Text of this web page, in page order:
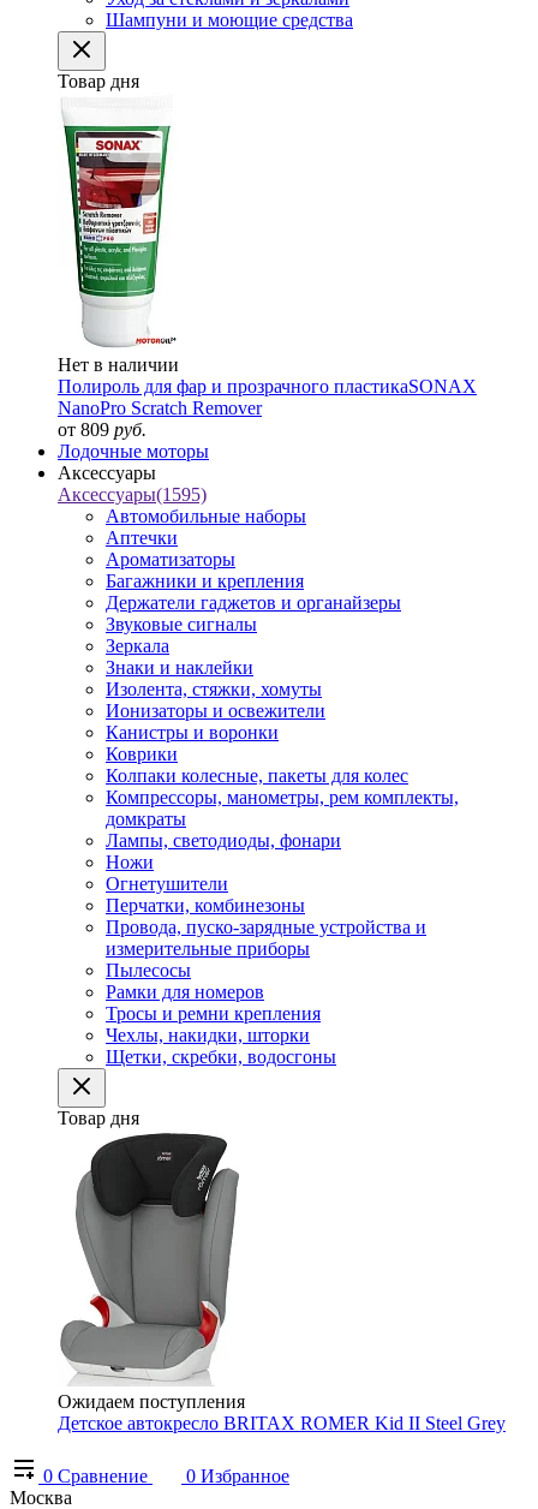
Шампуни и моющие средства
Товар дня
Нет в наличии
Полироль для фар и прозрачного пластикаSONAX
NanoPro Scratch Remover
от 809 руб.
Лодочные моторы
Аксессуары
Аксессуары(1595)
Автомобильные наборы
Аптечки
Ароматизаторы
Багажники и крепления
Держатели гаджетов и органайзеры
Звуковые сигналы
Зеркала
Знаки и наклейки
Изолента, стяжки, хомуты
Ионизаторы и освежители
Канистры и воронки
Коврики
Колпаки колесные, пакеты для колес
Компрессоры, манометры, рем комплекты,
домкраты
Лампы, светодиоды, фонари
Ножи
Огнетушители
Перчатки, комбинезоны
Провода, пуско-зарядные устройства и
измерительные приборы
Пылесосы
Рамки для номеров
Тросы и ремни крепления
Чехлы, накидки, шторки
Щетки, скребки, водосгоны
Товар дня
Ожидаем поступления
Детское автокресло BRITAX ROMER Kid II Steel Grey
0 Сравнение 0 Избранное
Москва